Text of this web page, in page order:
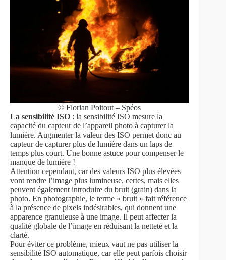
© Florian Poitout – Spéos
La sensibilité ISO : la sensibilité ISO mesure la
capacité du capteur de l’appareil photo à capturer la
lumière. Augmenter la valeur des ISO permet donc au
capteur de capturer plus de lumière dans un laps de
temps plus court. Une bonne astuce pour compenser le
manque de lumière !
Attention cependant, car des valeurs ISO plus élevées
vont rendre l’image plus lumineuse, certes, mais elles
peuvent également introduire du bruit (grain) dans la
photo. En photographie, le terme « bruit » fait référence
à la présence de pixels indésirables, qui donnent une
apparence granuleuse à une image. Il peut affecter la
qualité globale de l’image en réduisant la netteté et la
clarté.
Pour éviter ce problème, mieux vaut ne pas utiliser la
sensibilité ISO automatique, car elle peut parfois choisir